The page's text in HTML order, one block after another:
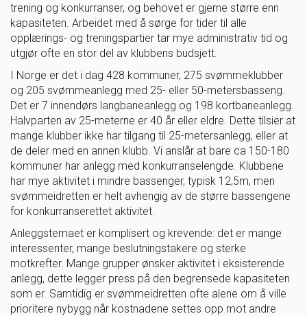
Blogg
Ungdomsidrett
Para svømmeidrett for alle
Bredde og folkehelse
Svømmeanlegg
Ledige stillinger
trening og konkurranser, og behovet er gjerne større enn
kapasiteten. Arbeidet med å sørge for tider til alle
opplærings- og treningspartier tar mye administrativ tid og
utgjør ofte en stor del av klubbens budsjett.
I Norge er det i dag 428 kommuner, 275 svømmeklubber
og 205 svømmeanlegg med 25- eller 50-metersbasseng.
Det er 7 innendørs langbaneanlegg og 198 kortbaneanlegg.
Halvparten av 25-meterne er 40 år eller eldre. Dette tilsier at
mange klubber ikke har tilgang til 25-metersanlegg, eller at
de deler med en annen klubb. Vi anslår at bare ca 150-180
kommuner har anlegg med konkurranselengde. Klubbene
har mye aktivitet i mindre bassenger, typisk 12,5m, men
svømmeidretten er helt avhengig av de større bassengene
for konkurranserettet aktivitet.
Anleggstemaet er komplisert og krevende: det er mange
interessenter, mange beslutningstakere og sterke
motkrefter. Mange grupper ønsker aktivitet i eksisterende
anlegg, dette legger press på den begrensede kapasiteten
som er. Samtidig er svømmeidretten ofte alene om å ville
prioritere nybygg når kostnadene settes opp mot andre